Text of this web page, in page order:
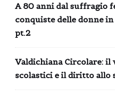
A 80 anni dal suffragio
conquiste delle donne
pt.2
Valdichiana Circolare: il
scolastici e il diritto allo